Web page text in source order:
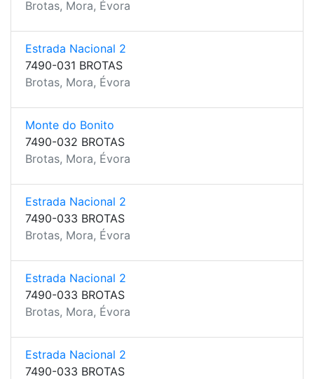
Brotas, Mora, Évora
Estrada Nacional 2
7490-031 BROTAS
Brotas, Mora, Évora
Monte do Bonito
7490-032 BROTAS
Brotas, Mora, Évora
Estrada Nacional 2
7490-033 BROTAS
Brotas, Mora, Évora
Estrada Nacional 2
7490-033 BROTAS
Brotas, Mora, Évora
Estrada Nacional 2
7490-033 BROTAS